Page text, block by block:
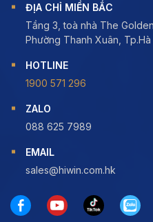
ĐỊA CHỈ MIỀN BẮC
Tầng 3, toà nhà The
Phường Thanh Xuân, Tp.Hà
HOTLINE
1900 571 296
ZALO
088 625 7989
EMAIL
sales@hiwin.com.hk